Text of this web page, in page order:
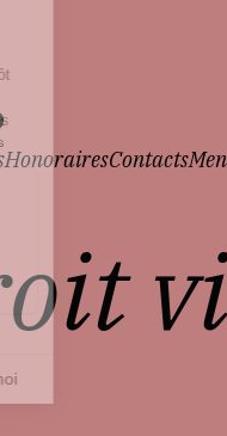
HonorairesContacts